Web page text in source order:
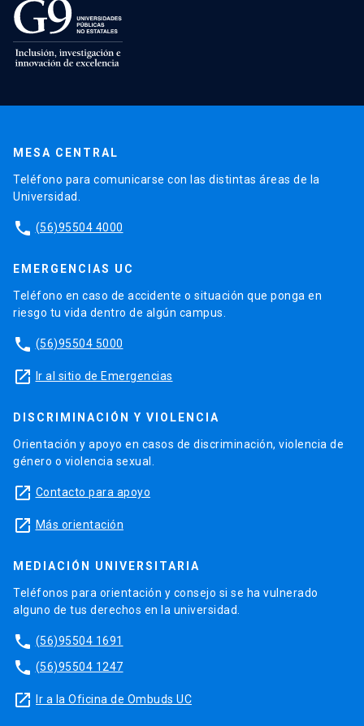
MESA CENTRAL
Teléfono para comunicarse con las distintas áreas de la
Universidad.
phone (56)95504 4000
EMERGENCIAS UC
Teléfono en caso de accidente o situación que ponga en
riesgo tu vida dentro de algún campus.
phone (56)95504 5000
launch Ir al sitio de Emergencias
DISCRIMINACIÓN Y VIOLENCIA
Orientación y apoyo en casos de discriminación, violencia de
género o violencia sexual.
launch Contacto para apoyo
launch Más orientación
MEDIACIÓN UNIVERSITARIA
Teléfonos para orientación y consejo si se ha vulnerado
alguno de tus derechos en la universidad.
phone (56)95504 1691
phone (56)95504 1247
launch Ir a la Oficina de Ombuds UC